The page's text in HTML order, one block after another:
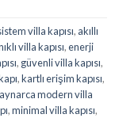
villa kapısı, akıllı
villa kapısı,enerji
, güvenli villa kapısı,
,kartlı erişim kapısı,
modern villa
,minimal villa kapısı,